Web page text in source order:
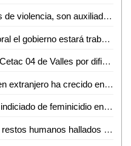
Adolescentes posibles víctimas de violencia, son auxiliadas por Guardia Civil estatal
Pese a que inicia la veda electoral el gobierno estará trabajando: Ricardo Gallardo
Cruz roja atiende a alumna del Cetac 04 de Valles por dificultades respiratorias
La población carcelaria de origen extranjero ha crecido en las cárceles de SLP
FGESLP captura en yucatán a indiciado de feminicidio en Rioverde
Realizarán pruebas de ADN en restos humanos hallados en Laguna del Mante